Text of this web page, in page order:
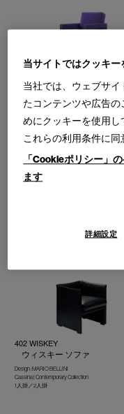
PROFESSIONAL
ONLINE
637 UTRECHT
ユトレヒト ソファ
Cassina | I Maestri Collection
1人掛／2人掛／3人掛／BABY
402 WISKEY
ウィスキー ソファ
Design : MARIO BELLINI
Cassina | Contemporary Collection
1人掛／2人掛
当サイトではクッキ
当社では、ウェブサ
たコンテンツや広告
めにクッキーを使用
これらの利用条件に同
「Cookieポリシー」
ます
詳細設定